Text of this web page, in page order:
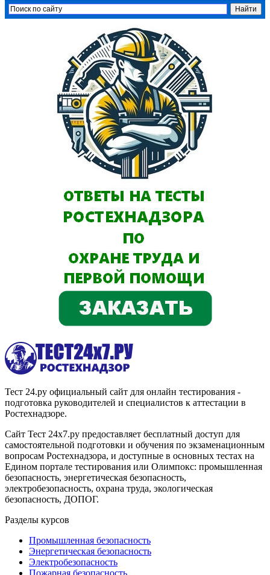
Тест 24.ру официальный сайт для онлайн тестирования -
подготовка руководителей и специалистов к аттестации в
Ростехнадзоре.
Сайт Тест 24х7.ру предоставляет бесплатный доступ для
самостоятельной подготовки и обучения по экзаменационным
вопросам Ростехнадзора, и доступные в основных тестах на
Едином портале тестирования или Олимпокс: промышленная
безопасность, энергетическая безопасность,
электробезопасность, охрана труда, экологическая
безопасность, ДОПОГ.
Разделы курсов
Промышленная безопасность
Энергетическая безопасность
Электробезопасность
Пожарная безопасность